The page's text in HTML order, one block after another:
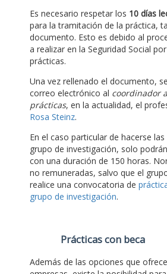
Es necesario respetar los 10 días
para la tramitación de la práctica,
documento. Esto es debido al
a realizar en la Seguridad Social
prácticas.
Una vez rellenado el documento,
correo electrónico al coordinador
prácticas, en la actualidad, el
Rosa Steinz.
En el caso particular de hacerse
grupo de investigación, solo
con una duración de 150 horas.
no remuneradas, salvo que el
realice una convocatoria de
grupo de investigación.
Prácticas con beca
Además de las opciones que